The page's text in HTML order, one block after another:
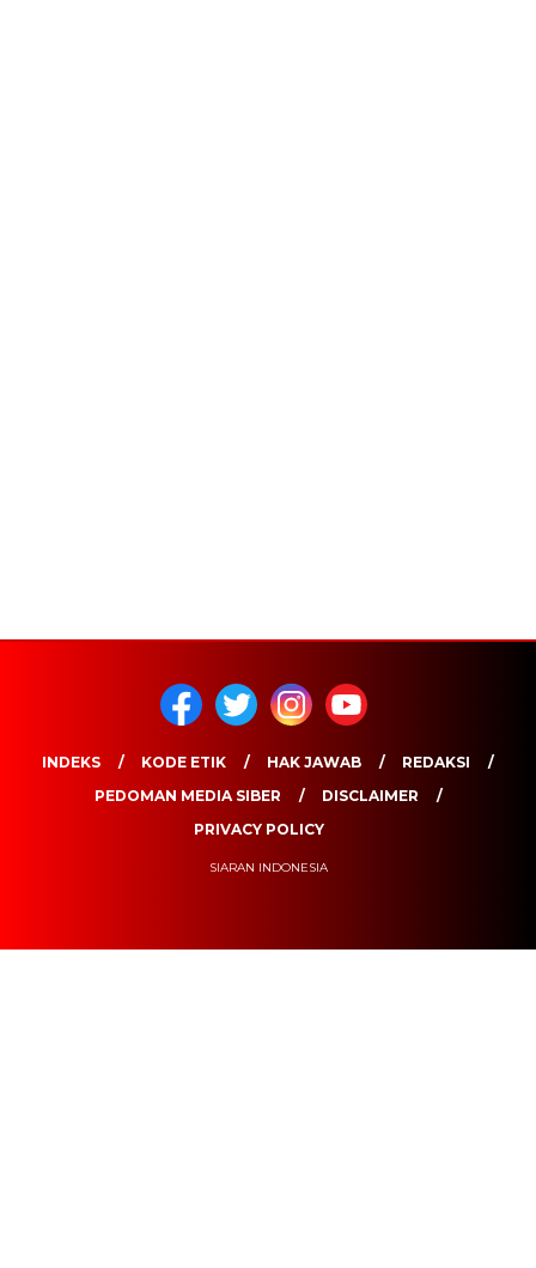
INDEKS KODE ETIK HAK JAWAB
REDAKSI
PEDOMAN MEDIA SIBER
DISCLAIMER
PRIVACY POLICY
SIARAN INDONESIA